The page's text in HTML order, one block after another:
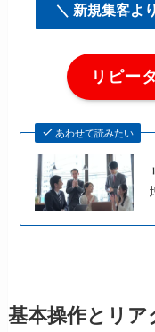
＼ 新規集客よ
リピー
あわせて読みたい
基本操作とリ